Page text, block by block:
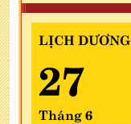
LỊCH DƯƠNG
27
Tháng 6